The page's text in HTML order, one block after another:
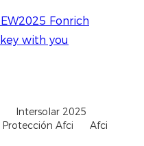
Intersolar 2025
Protección Afci
Afci